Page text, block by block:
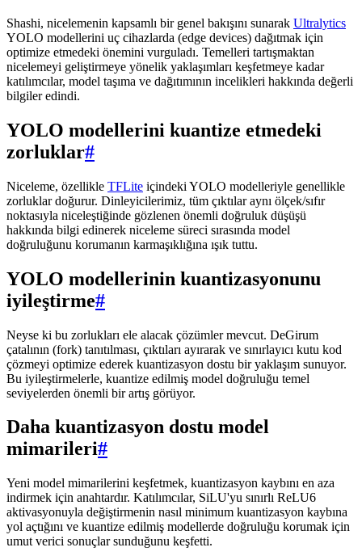
Shashi, nicelemenin kapsamlı bir genel bakışını sunarak Ultralytics
YOLO modellerini uç cihazlarda (edge devices) dağıtmak için
optimize etmedeki önemini vurguladı. Temelleri tartışmaktan
nicelemeyi geliştirmeye yönelik yaklaşımları keşfetmeye kadar
katılımcılar, model taşıma ve dağıtımının incelikleri hakkında değerli
bilgiler edindi.
YOLO modellerini kuantize etmedeki
zorluklar#
Niceleme, özellikle TFLite içindeki YOLO modelleriyle genellikle
zorluklar doğurur. Dinleyicilerimiz, tüm çıktılar aynı ölçek/sıfır
noktasıyla niceleştiğinde gözlenen önemli doğruluk düşüşü
hakkında bilgi edinerek niceleme süreci sırasında model
doğruluğunu korumanın karmaşıklığına ışık tuttu.
YOLO modellerinin kuantizasyonunu
iyileştirme#
Neyse ki bu zorlukları ele alacak çözümler mevcut. DeGirum
çatalının (fork) tanıtılması, çıktıları ayırarak ve sınırlayıcı kutu kod
çözmeyi optimize ederek kuantizasyon dostu bir yaklaşım sunuyor.
Bu iyileştirmelerle, kuantize edilmiş model doğruluğu temel
seviyelerden önemli bir artış görüyor.
Daha kuantizasyon dostu model
mimarileri#
Yeni model mimarilerini keşfetmek, kuantizasyon kaybını en aza
indirmek için anahtardır. Katılımcılar, SiLU'yu sınırlı ReLU6
aktivasyonuyla değiştirmenin nasıl minimum kuantizasyon kaybına
yol açtığını ve kuantize edilmiş modellerde doğruluğu korumak için
umut verici sonuçlar sunduğunu keşfetti.